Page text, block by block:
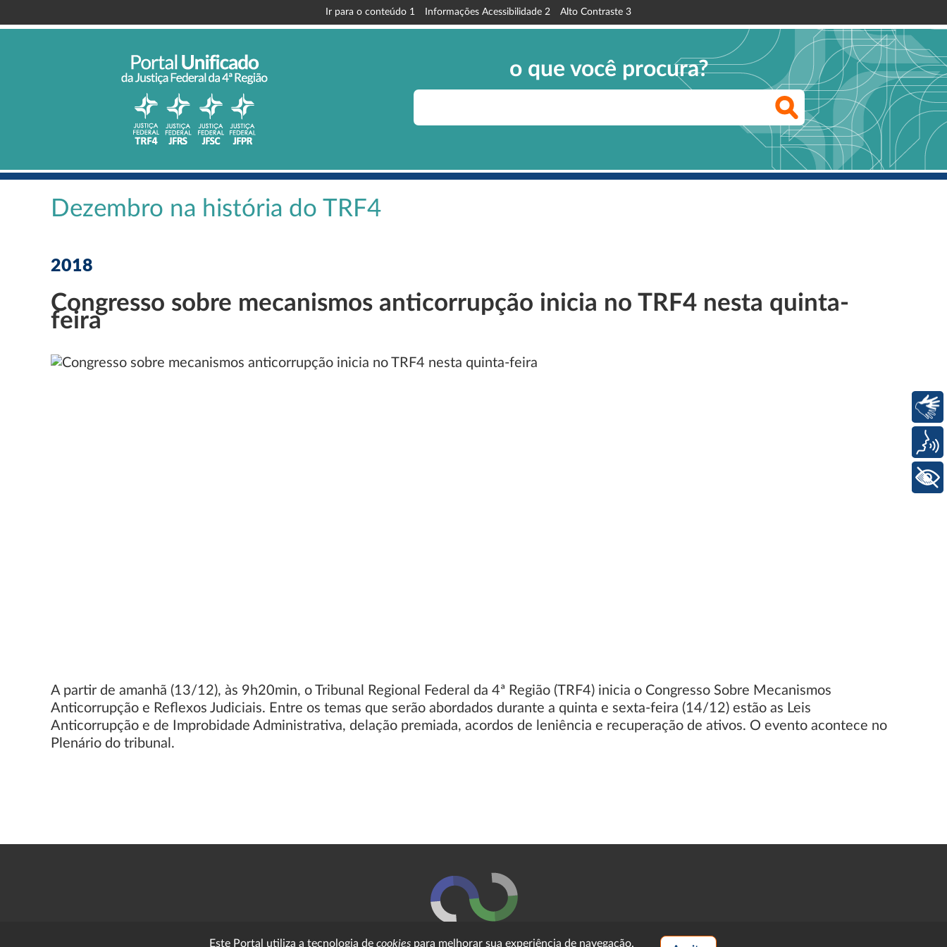
Ir para o conteúdo 1 Informações Acessibilidade 2 Alto Contraste 3
o que você procura?
Dezembro na história do TRF4
2018
Congresso sobre mecanismos anticorrupção inicia no TRF4 nesta quinta-
feira
A partir de amanhã (13/12), às 9h20min, o Tribunal Regional Federal da 4ª Região (TRF4) inicia o Congresso Sobre Mecanismos
Anticorrupção e Reflexos Judiciais. Entre os temas que serão abordados durante a quinta e sexta-feira (14/12) estão as Leis
Anticorrupção e de Improbidade Administrativa, delação premiada, acordos de leniência e recuperação de ativos. O evento acontece no
Plenário do tribunal.
Este Portal utiliza a tecnologia de cookies para melhorar sua experiência de navegação.